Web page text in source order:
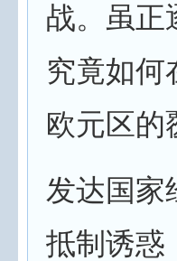
战。虽正
究竟如何
欧元区的
发达国家
抵制诱惑